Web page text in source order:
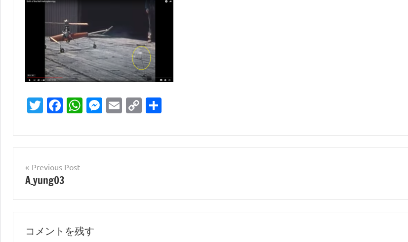
Twitter
Facebook
WhatsApp
Messenger
Email
Copy
投
稿
ナ
ビ
ゲ
Previous Post
A_yung03
コメントを残す